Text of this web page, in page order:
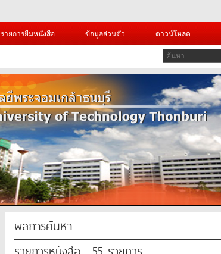
รายการยืมหนังสือ ข้อมูลส่วนตัว ดาวน์โหลด
ผลการค้นหา
รายการหนังสือ : 55 รายการ